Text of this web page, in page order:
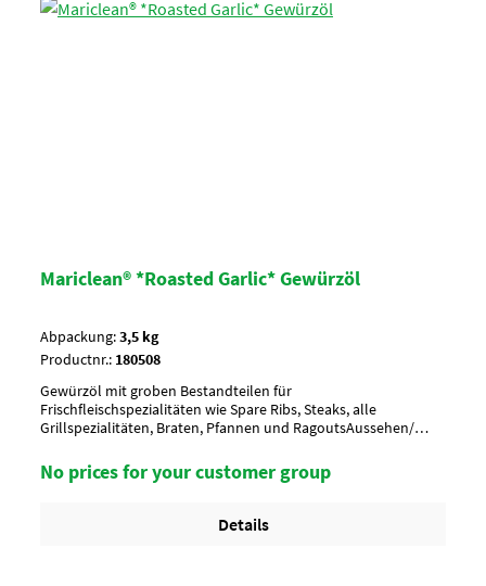
Mariclean® *Roasted Garlic* Gewürzöl
Abpackung:3,5 kg
Productnr.: 180508
Gewürzöl mit groben Bestandteilen für
Frischfleischspezialitäten wie Spare Ribs, Steaks, alle
Grillspezialitäten, Braten, Pfannen und RagoutsAussehen/
je kg Steaks, 80-100 g je kg Geschnetzeltes_x000D_ Vor
gebrauch umrühren !Umverpackung18 Eimer a 3,5 kg per
No prices for your customer group
Details